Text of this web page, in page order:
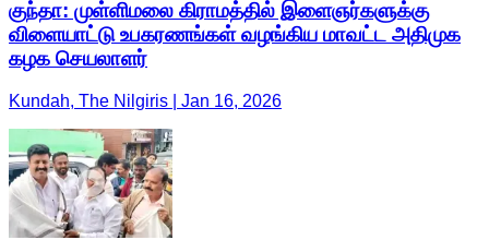
குந்தா: முள்ளிமலை கிராமத்தில் இளைஞர்களுக்கு
விளையாட்டு உபகரணங்கள் வழங்கிய மாவட்ட அதிமுக
கழக செயலாளர்
Kundah, The Nilgiris | Jan 16, 2026